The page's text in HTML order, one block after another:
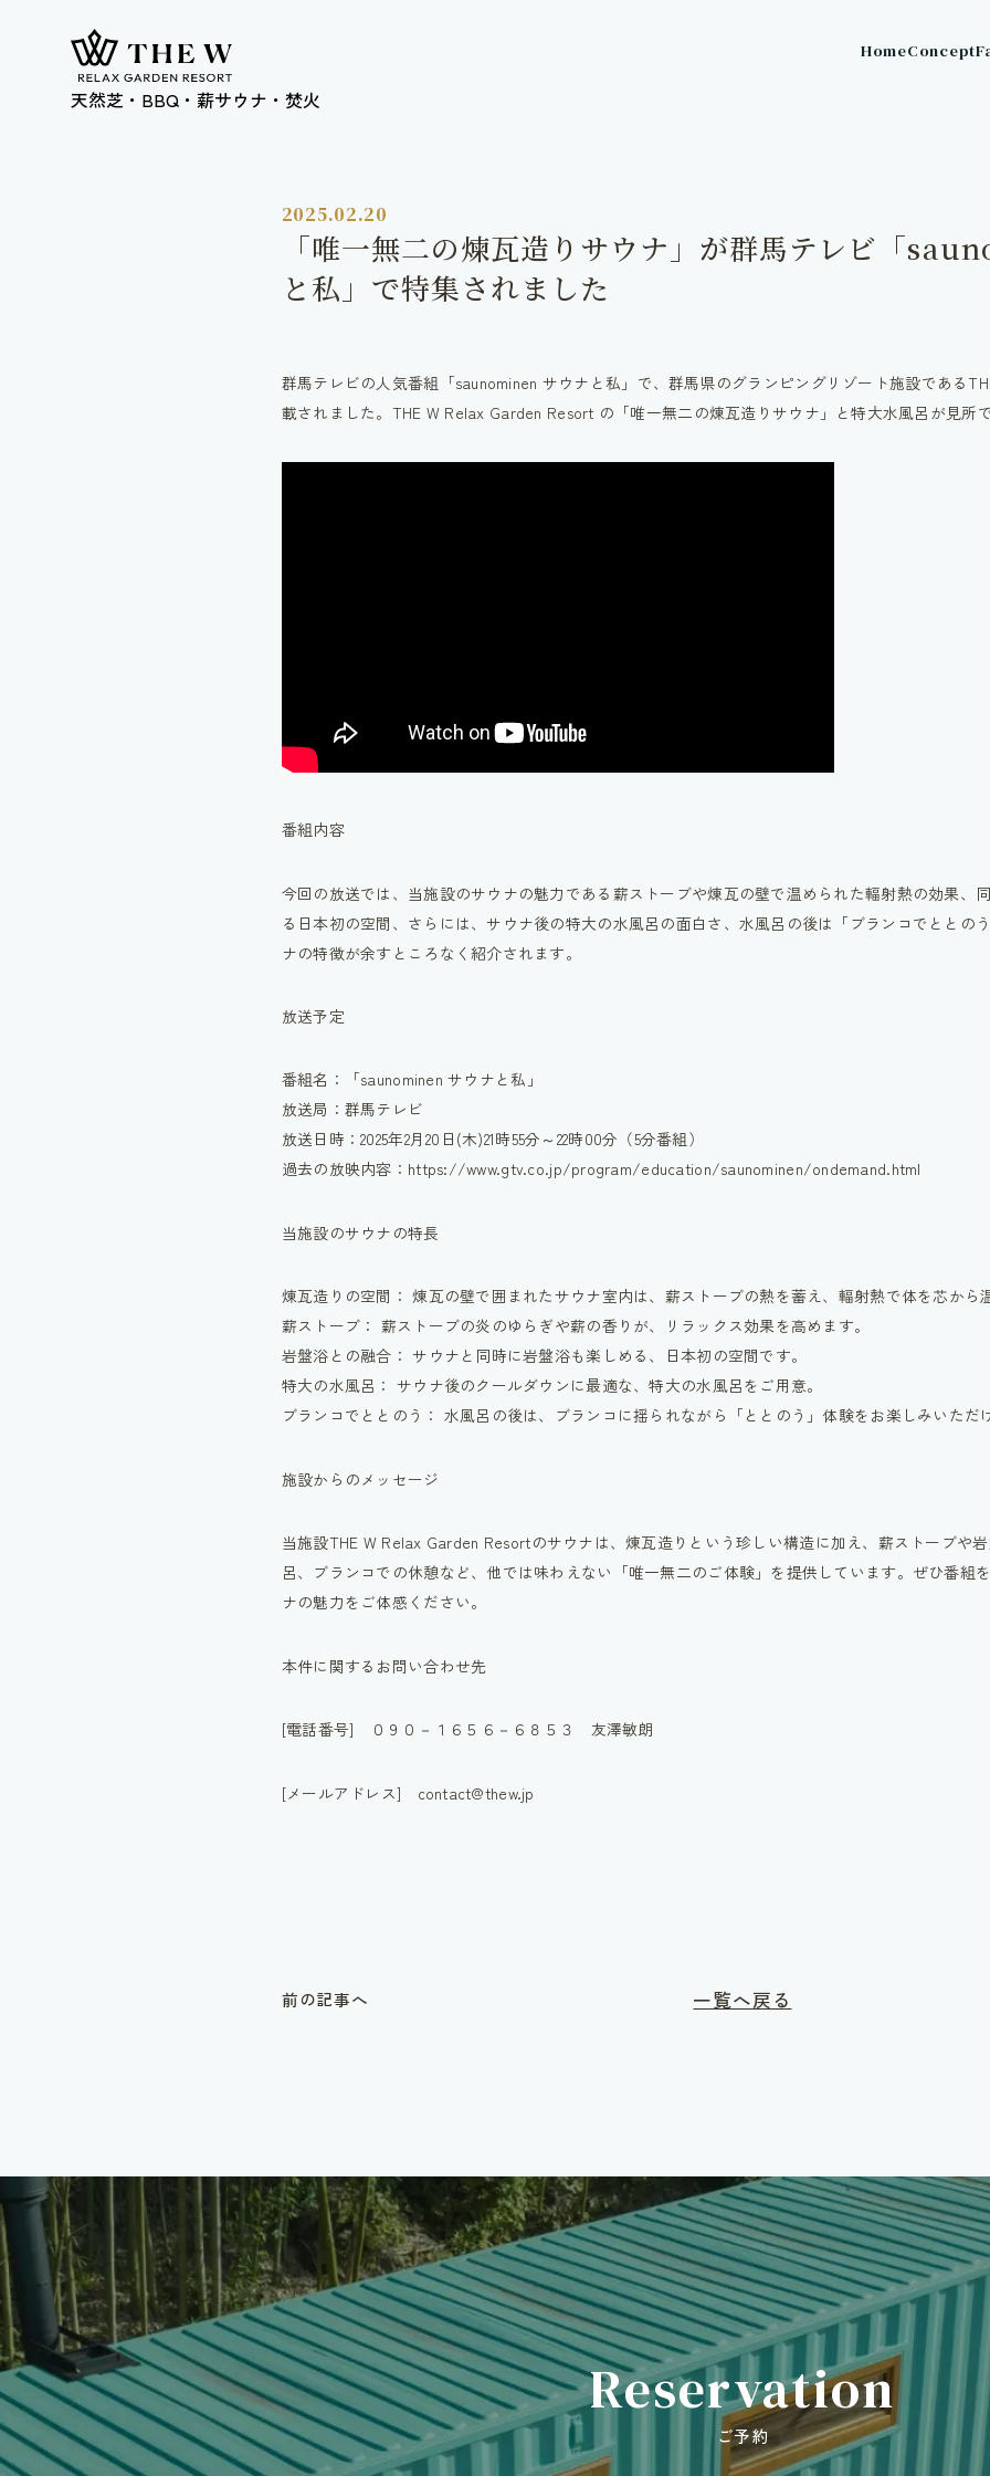
天然芝・BBQ・薪サウナ・焚火
HomeConcept
2025.02.20
「唯一無二の煉瓦造りサウナ」が群馬テレビ「
と私」で特集されました
群馬テレビの人気番組「saunominen サウナと私」で、群馬県のグランピングリゾート施設である
載されました。THE W Relax Garden Resort の「唯一無二の煉瓦造りサウナ」と特大水風呂が見所で
番組内容
今回の放送では、当施設のサウナの魅力である薪ストーブや煉瓦の壁で温められた輻射熱の効果、
る日本初の空間、さらには、サウナ後の特大の水風呂の面白さ、水風呂の後は「ブランコでととの
ナの特徴が余すところなく紹介されます。
放送予定
番組名：「saunominen サウナと私」
放送局：群馬テレビ
放送日時：2025年2月20日(木)21時55分～22時00分（5分番組）
過去の放映内容：https://www.gtv.co.jp/program/education/saunominen/ondemand.html
当施設のサウナの特長
煉瓦造りの空間 ： 煉瓦の壁で囲まれたサウナ室内は、薪ストーブの熱を蓄え、輻射熱で体を芯から
薪ストーブ ： 薪ストーブの炎のゆらぎや薪の香りが、リラックス効果を高めます。
岩盤浴との融合 ： サウナと同時に岩盤浴も楽しめる、日本初の空間です。
特大の水風呂 ： サウナ後のクールダウンに最適な、特大の水風呂をご用意。
ブランコでととのう ： 水風呂の後は、ブランコに揺られながら「ととのう」体験をお楽しみいただ
施設からのメッセージ
当施設THE W Relax Garden Resortのサウナは、煉瓦造りという珍しい構造に加え、薪ストーブや
呂、ブランコでの休憩など、他では味わえない「唯一無二のご体験」を提供しています。ぜひ番組
ナの魅力をご体感ください。
本件に関するお問い合わせ先
[電話番号] ０９０－１６５６－６８５３ 友澤敏朗
[メールアドレス] contact@thew.jp
前の記事へ 一覧へ戻る
Reservation
ご予約